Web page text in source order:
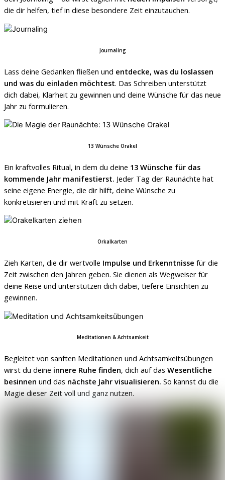
die dir helfen, tief in diese besondere Zeit einzutauchen.
Journaling
Lass deine Gedanken fließen und entdecke, was du loslassen
und was du einladen möchtest. Das Schreiben unterstützt
dich dabei, Klarheit zu gewinnen und deine Wünsche für das neue
Jahr zu formulieren.
13 Wünsche Orakel
Ein kraftvolles Ritual, in dem du deine 13 Wünsche für das
kommende Jahr manifestierst. Jeder Tag der Raunächte hat
seine eigene Energie, die dir hilft, deine Wünsche zu
konkretisieren und mit Kraft zu setzen.
Orkalkarten
Zieh Karten, die dir wertvolle Impulse und Erkenntnisse für die
Zeit zwischen den Jahren geben. Sie dienen als Wegweiser für
deine Reise und unterstützen dich dabei, tiefere Einsichten zu
gewinnen.
Meditationen & Achtsamkeit
Begleitet von sanften Meditationen und Achtsamkeitsübungen
wirst du deine innere Ruhe finden, dich auf das Wesentliche
besinnen und das nächste Jahr visualisieren. So kannst du die
Magie dieser Zeit voll und ganz nutzen.